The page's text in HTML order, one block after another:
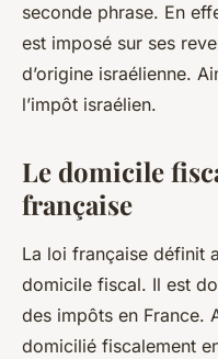
seconde phrase. En
est imposé sur ses
d’origine israélienne.
l’impôt israélien.
Le domicile
française
La loi française définit
domicile fiscal. Il est
des impôts en France.
domicilié fiscalement